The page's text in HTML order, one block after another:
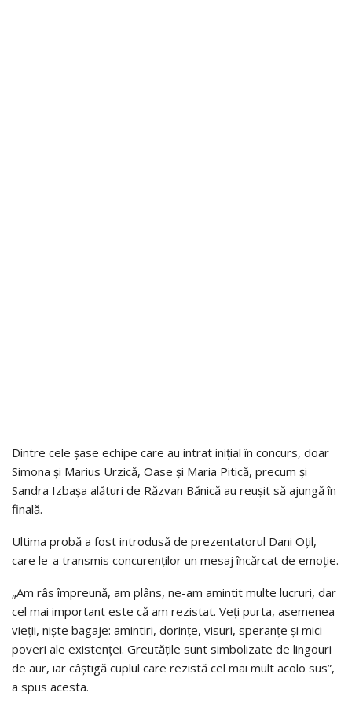
Dintre cele șase echipe care au intrat inițial în concurs, doar
Simona și Marius Urzică, Oase și Maria Pitică, precum și
Sandra Izbașa alături de Răzvan Bănică au reușit să ajungă în
finală.
Ultima probă a fost introdusă de prezentatorul Dani Oțil,
care le-a transmis concurenților un mesaj încărcat de emoție.
„Am râs împreună, am plâns, ne-am amintit multe lucruri, dar
cel mai important este că am rezistat. Veți purta, asemenea
vieții, niște bagaje: amintiri, dorințe, visuri, speranțe și mici
poveri ale existenței. Greutățile sunt simbolizate de lingouri
de aur, iar câștigă cuplul care rezistă cel mai mult acolo sus”,
a spus acesta.